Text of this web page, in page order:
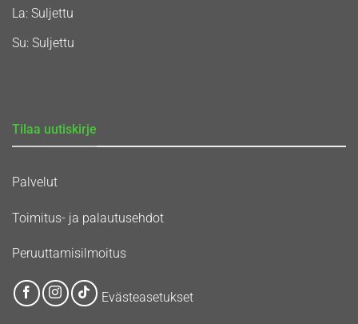
La: Suljettu
Su: Suljettu
Tilaa uutiskirje
Palvelut
Toimitus- ja palautusehdot
Peruuttamisilmoitus
Evästeasetukset